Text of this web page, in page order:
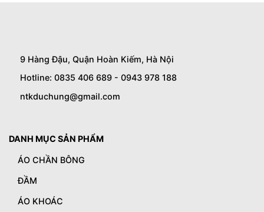
9 Hàng Đậu, Quận Hoàn Kiếm, Hà Nội
Hotline: 0835 406 689 - 0943 978 188
ntkduchung@gmail.com
DANH MỤC SẢN PHẨM
ÁO CHẦN BÔNG
ĐẦM
ÁO KHOÁC